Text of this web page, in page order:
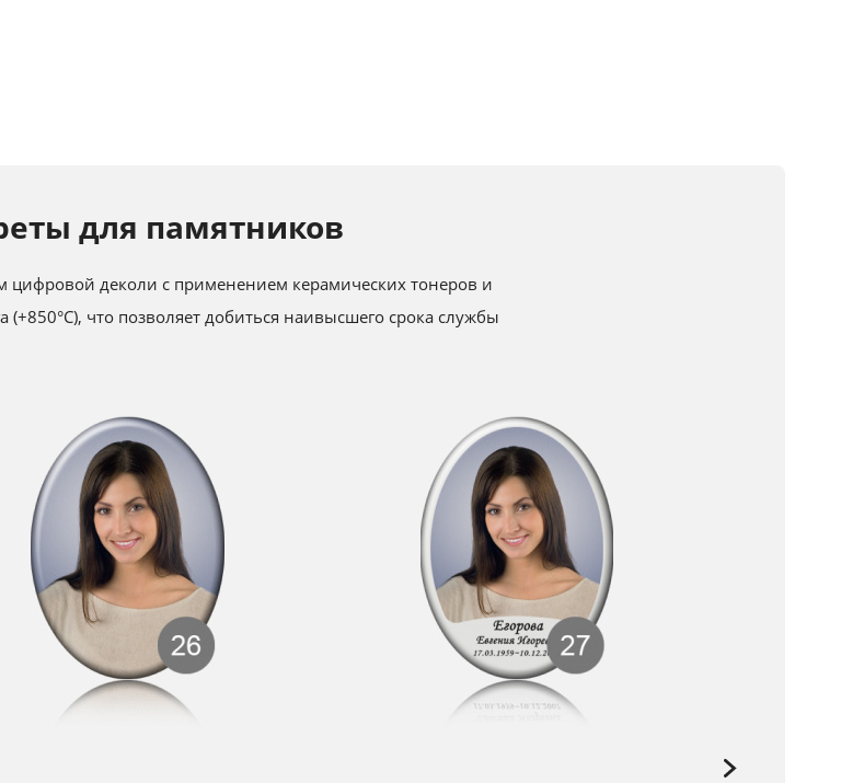
для памятников
деколи с применением керамических тонеров и
(+850°С), что позволяет добиться наивысшего срока службы